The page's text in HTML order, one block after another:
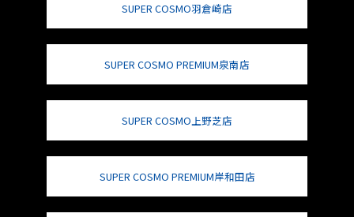
SUPER COSMO羽倉崎店
SUPER COSMO PREMIUM泉南店
SUPER COSMO上野芝店
SUPER COSMO PREMIUM岸和田店